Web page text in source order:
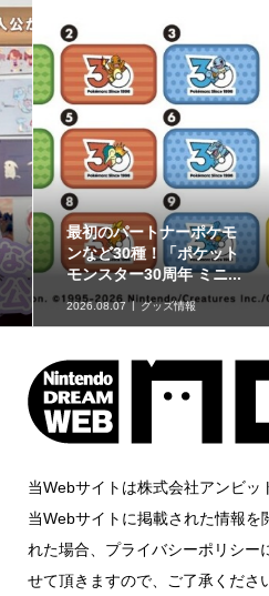
最初のパートナーポケモ
ンなど30種！「ポケット
モンスター30周年 ミニ...
2026.08.07 グッズ情報
当Webサイトは株式会社アンビッ
当Webサイトに掲載された情報を
れた場合、プライバシーポリシー
せて頂きますので、ご了承くださ